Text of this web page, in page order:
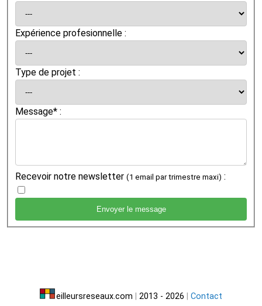
Expérience profesionnelle :
Type de projet :
Message* :
Recevoir notre newsletter (1 email par trimestre maxi) :
eilleursreseaux.com 2013 - 2026 Contact